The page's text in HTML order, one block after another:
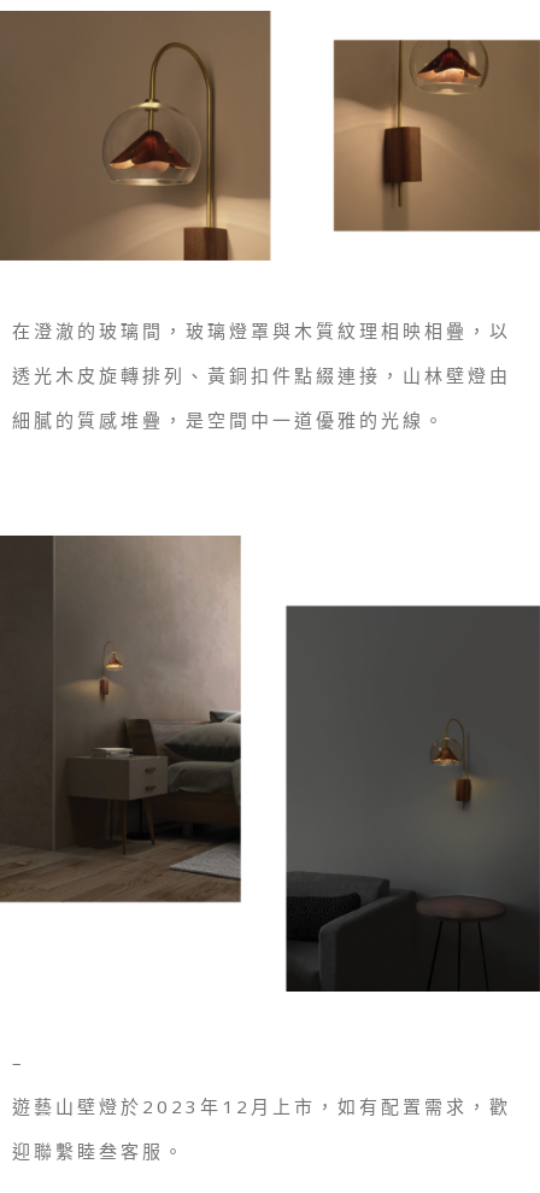
在澄澈的玻璃間，玻璃燈罩與木質紋理相映相疊，以
透光木皮旋轉排列、黃銅扣件點綴連接，山林壁燈由
細膩的質感堆疊，是空間中一道優雅的光線。
–
遊藝山壁燈於2023年12月上市，如有配置需求，歡
迎聯繫睦叁客服。